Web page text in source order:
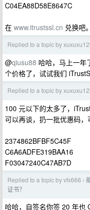
C04EA88D58E8647C
在 www.itrustssl.cn 兑换吧。
Replied to a topic by
@qiusu88 哈哈，马上一年
个价格了，试试我们
Replied to a topic by
100 元以下的太多了，
可以再谈，扔一批优惠码，
2374862BFBF5C45F
C6A6ADFE319BAA16
F03047240C47AB7D
Replied to a topic by vfx666 ›
证书？
哈哈，自签名你签 20 年也